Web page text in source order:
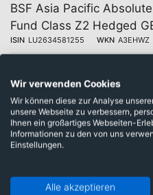
BSF Asia Pacific
Fund Class Z2 Hedged
ISIN LU2634581255 WKN A3EHWZ
BSF Asia Pacific
Fund Class E2 Hedged
ISIN LU1495982271 WKN A2ASDX
BSF Asia Pacific
Fund Class E2 EUR
BSF BlackRock
Wir verwenden Cookies
Wir können diese zur Analyse
unsere Webseite zu verbessern,
Ihnen ein großartiges Webseiten-
Informationen zu den von uns
Einstellungen.
Alle akzeptieren